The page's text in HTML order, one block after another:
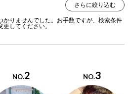
さらに絞り込む
かりませんでした。お手数ですが、検索条件
更してください。
NO.2 NO.3